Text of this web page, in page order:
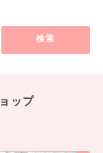
検索
ップ